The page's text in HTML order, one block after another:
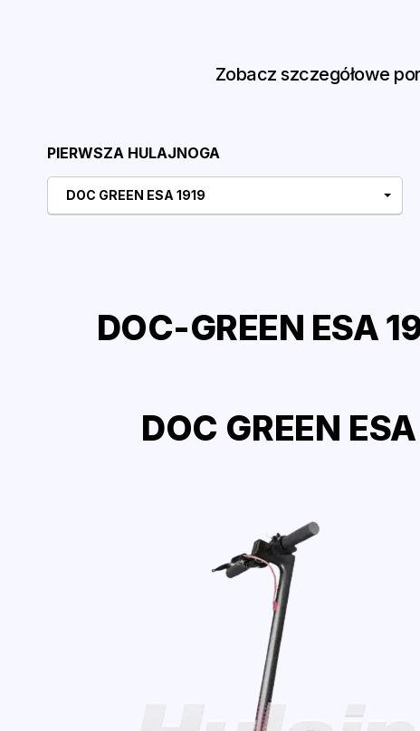
Zobacz szczegółowe
PIERWSZA HULAJNOGA
DOC GREEN ESA 1919
DOC-GREEN ESA
DOC GREEN